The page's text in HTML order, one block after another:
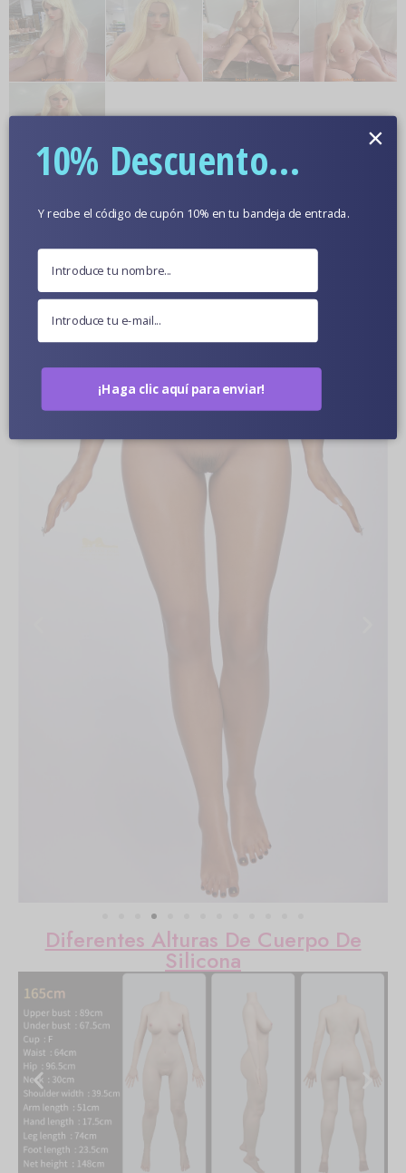
Más información
Color De Piel Opcional
Fotos De Muñecas En Primer Plano
Diferentes Alturas De Cuerpo De
Silicona
10% Descuento...
Y recibe el código de cupón 10% en tu bandeja de entrada.
¡Haga clic aquí para enviar!
×